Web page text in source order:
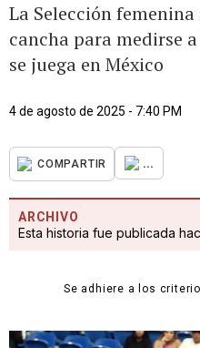
La Selección
cancha para medirse
se juega en México
4 de agosto de 2025 - 7:40 PM
COMPARTIR ...
ARCHIVO
Esta historia fue publicada
Se adhiere a los